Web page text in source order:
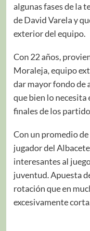
algunas fases de la
de David Varela y
exterior del equipo.
Con 22 años,
Moraleja, equipo
dar mayor fondo de
que bien lo necesita
finales de los
Con un promedio
jugador del
interesantes al
juventud. Apuesta
rotación que en
excesivamente